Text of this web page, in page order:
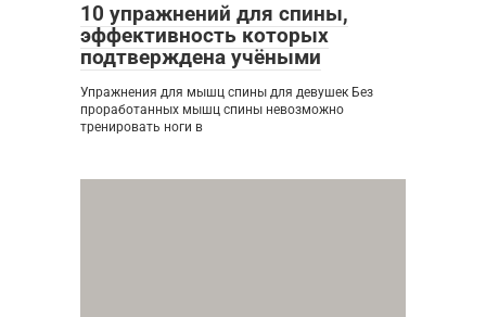
10 упражнений для спины,
эффективность которых
подтверждена учёными
Упражнения для мышц спины для девушек Без
проработанных мышц спины невозможно
тренировать ноги в